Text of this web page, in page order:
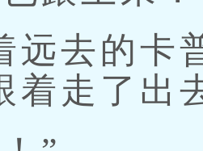
去的卡普
着走了出